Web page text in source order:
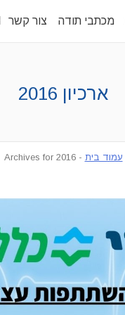
מכתבי תודה צור קשר
עמוד בית -
Archives for 2016
ארכיון 2016